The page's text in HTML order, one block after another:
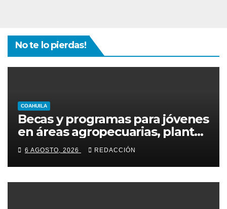
No te lo pierdas!
COAHUILA
Becas y programas para jóvenes
en áreas agropecuarias, plantea
Raúl Onofre
6 AGOSTO, 2026 REDACCIÓN